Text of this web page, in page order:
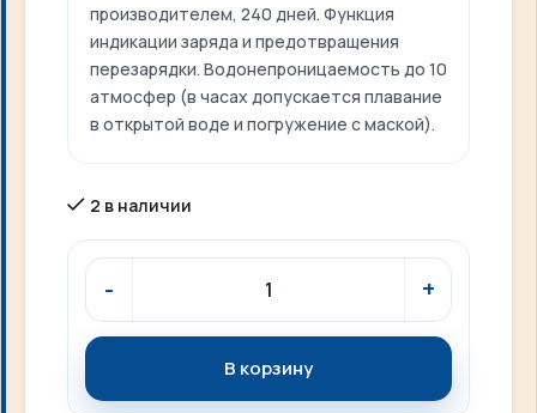
производителем, 240 дней. Функция
индикации заряда и предотвращения
перезарядки. Водонепроницаемость до 10
атмосфер (в часах допускается плавание
в открытой воде и погружение с маской).
2 в наличии
В корзину